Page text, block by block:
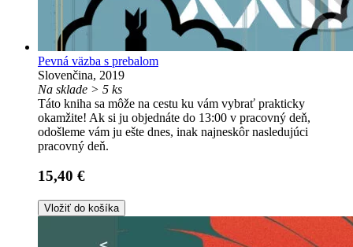
Pevná väzba s prebalom
Slovenčina, 2019
Na sklade > 5 ks
Táto kniha sa môže na cestu ku vám vybrať prakticky
okamžite! Ak si ju objednáte do 13:00 v pracovný deň,
odošleme vám ju ešte dnes, inak najneskôr nasledujúci
pracovný deň.
15,40 €
Vložiť do košíka